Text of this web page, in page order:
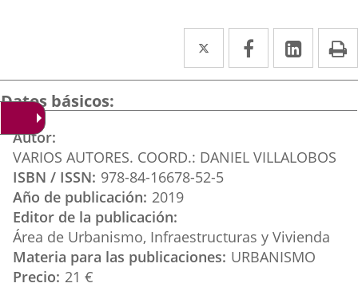
Twitter
Enlace
a
externa.
Facebook
Enlace
a
externa.
Enlace
a
Datos básicos
Autor
VARIOS AUTORES. COORD.: DANIEL VILLALOBOS
ISBN / ISSN 978-84-16678-52-5
Año de publicación 2019
Editor de la publicación
Área de Urbanismo, Infraestructuras y Vivienda
Materia para las publicaciones URBANISMO
Precio 21 €